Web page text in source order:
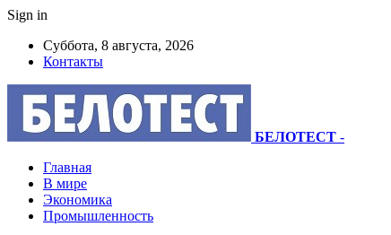
Sign in
Суббота, 8 августа, 2026
Контакты
БЕЛОТЕСТ -
Главная
В мире
Экономика
Промышленность